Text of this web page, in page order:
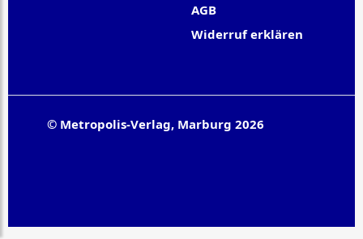
AGB
Widerruf erklären
© Metropolis-Verlag, Marburg 2026